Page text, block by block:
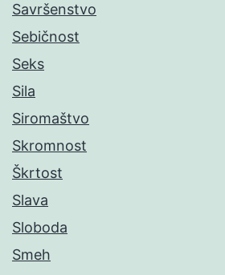
Savršenstvo
Sebičnost
Seks
Sila
Siromaštvo
Skromnost
Škrtost
Slava
Sloboda
Smeh